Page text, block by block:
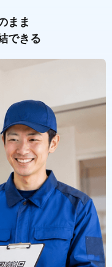
まま
できる